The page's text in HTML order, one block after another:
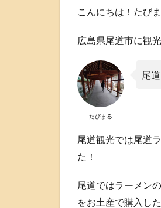
こんにちは！たび
広島県尾道市に観
たびまる
尾
尾道観光では尾道
た！
尾道ではラーメン
をお土産で購入し